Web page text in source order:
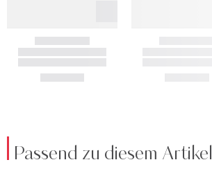
Passend zu diesem Artikel